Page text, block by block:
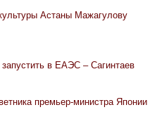
Астаны Мажагулову
в ЕАЭС – Сагинтаев
премьер-министра Японии